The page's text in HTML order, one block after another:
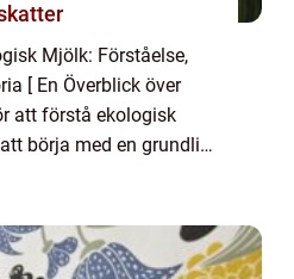
Mjölk: Förståelse,
[ En Överblick över
att förstå ekologisk
börja med en grundlig